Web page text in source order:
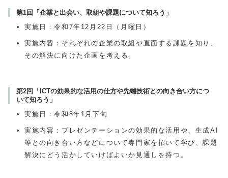
第1回「企業と出会い、取組や課題について知ろう」
実施日：令和7年12月22日（月曜日）
実施内容：それぞれの企業の取組や直面する課題を知り、
その解決に向けた企画を考える。
第2回「ICTの効果的な活用の仕方や先端技術との向き合い方につ
いて知ろう」
実施日：令和8年1月下旬
実施内容：プレゼンテーションの効果的な活用や、生成AI
等との向き合い方などについて専門家を招いて学び、課題
解決にどう活かしていけばよいか見通しを持つ。